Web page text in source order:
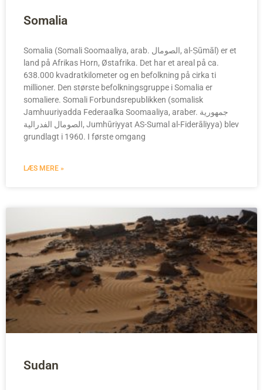
Somalia
Somalia (Somali Soomaaliya, arab. الصومال, al-Ṣūmāl) er et
land på Afrikas Horn, Østafrika. Det har et areal på ca.
638.000 kvadratkilometer og en befolkning på cirka ti
millioner. Den største befolkningsgruppe i Somalia er
somaliere. Somali Forbundsrepublikken (somalisk
Jamhuuriyadda Federaalka Soomaaliya, araber. جمهورية
الصومال الفدرالية, Jumhūriyyat AS-Sumal al-Fiderāliyya) blev
grundlagt i 1960. I første omgang
LÆS MERE »
Sudan